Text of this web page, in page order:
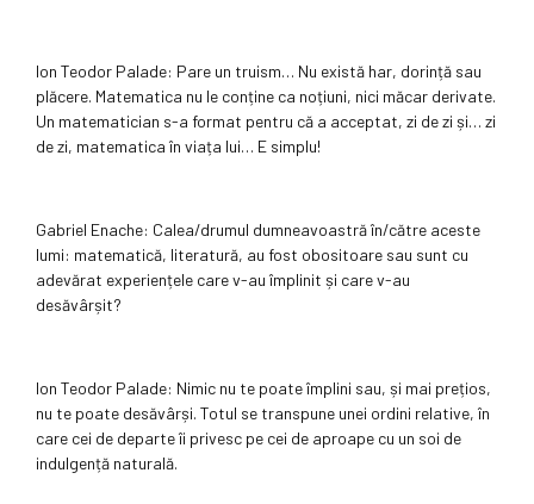
Ion Teodor Palade: Pare un truism… Nu există har, dorință sau
plăcere. Matematica nu le conține ca noțiuni, nici măcar derivate.
Un matematician s-a format pentru că a acceptat, zi de zi și… zi
de zi, matematica în viața lui… E simplu!
Gabriel Enache: Calea/drumul dumneavoastră în/către aceste
lumi: matematică, literatură, au fost obositoare sau sunt cu
adevărat experiențele care v-au împlinit și care v-au
desăvârșit?
Ion Teodor Palade: Nimic nu te poate împlini sau, și mai prețios,
nu te poate desăvârși. Totul se transpune unei ordini relative, în
care cei de departe îi privesc pe cei de aproape cu un soi de
indulgență naturală.